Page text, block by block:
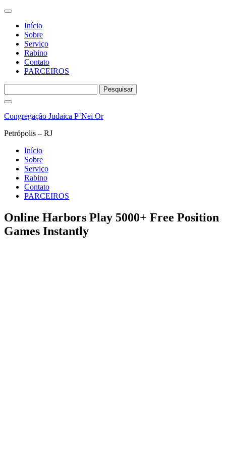
Início
Sobre
Serviço
Rabino
Contato
PARCEIROS
por:
Pular
o
Congregação Judaica P´Nei Or
Petrópolis – RJ
Início
Sobre
Serviço
Rabino
Contato
PARCEIROS
Online Harbors Play 5000+ Free Position
Games Instantly